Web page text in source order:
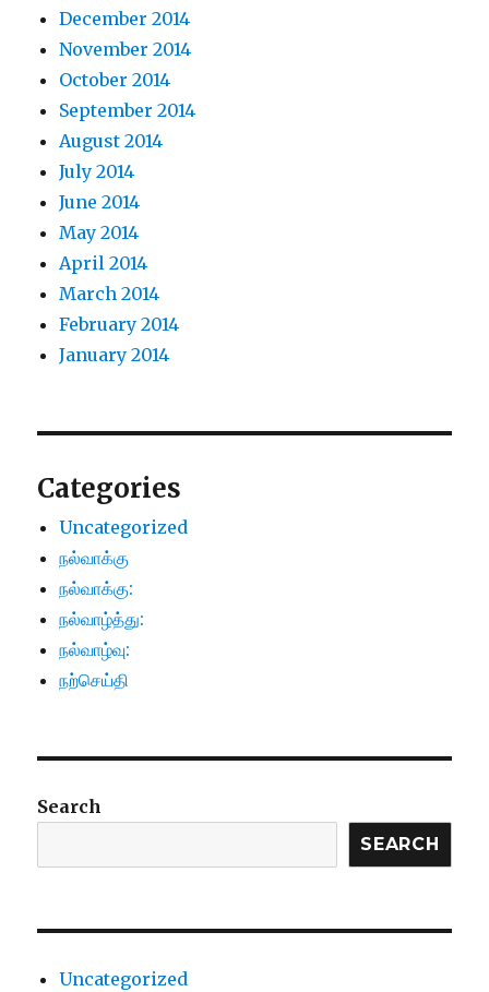
December 2014
November 2014
October 2014
September 2014
August 2014
July 2014
June 2014
May 2014
April 2014
March 2014
February 2014
January 2014
Categories
Uncategorized
நல்வாக்கு
நல்வாக்கு:
நல்வாழ்த்து:
நல்வாழ்வு:
நற்செய்தி
Search
SEARCH
Uncategorized